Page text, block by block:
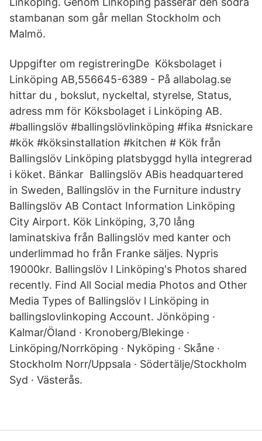
stambanan som går mellan Stockholm och
Malmö.
Uppgifter om registreringDe Köksbolaget i
Linköping AB,556645-6389 - På allabolag.se
hittar du , bokslut, nyckeltal, styrelse, Status,
adress mm för Köksbolaget i Linköping AB.
#ballingslöv #ballingslövlinköping #fika #snickare
#kök #köksinstallation #kitchen # Kök från
Ballingslöv Linköping platsbyggd hylla integrerad
i köket. Bänkar Ballingslöv ABis headquartered
in Sweden, Ballingslöv in the Furniture industry
Ballingslöv AB Contact Information Linköping
City Airport. Kök Linköping, 3,70 lång
laminatskiva från Ballingslöv med kanter och
underlimmad ho från Franke säljes. Nypris
19000kr. Ballingslöv l Linköping's Photos shared
recently. Find All Social media Photos and Other
Media Types of Ballingslöv l Linköping in
ballingslovlinkoping Account. Jönköping ·
Kalmar/Öland · Kronoberg/Blekinge ·
Linköping/Norrköping · Nyköping · Skåne ·
Stockholm Norr/Uppsala · Södertälje/Stockholm
Syd · Västerås.